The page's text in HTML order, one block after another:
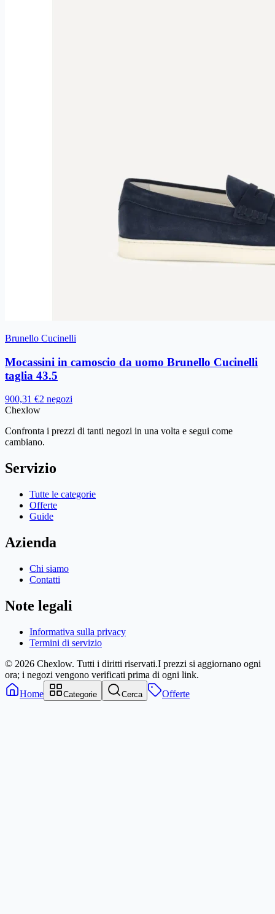
Brunello Cucinelli
Mocassini in camoscio da uomo Brunello Cucinelli
taglia 43.5
900,31 €2 negozi
Chexlow
Confronta i prezzi di tanti negozi in una volta e segui come
cambiano.
Servizio
Tutte le categorie
Offerte
Guide
Azienda
Chi siamo
Contatti
Note legali
Informativa sulla privacy
Termini di servizio
© 2026 Chexlow. Tutti i diritti riservati.I prezzi si aggiornano ogni
ora; i negozi vengono verificati prima di ogni link.
Home
Categorie Cerca Offerte